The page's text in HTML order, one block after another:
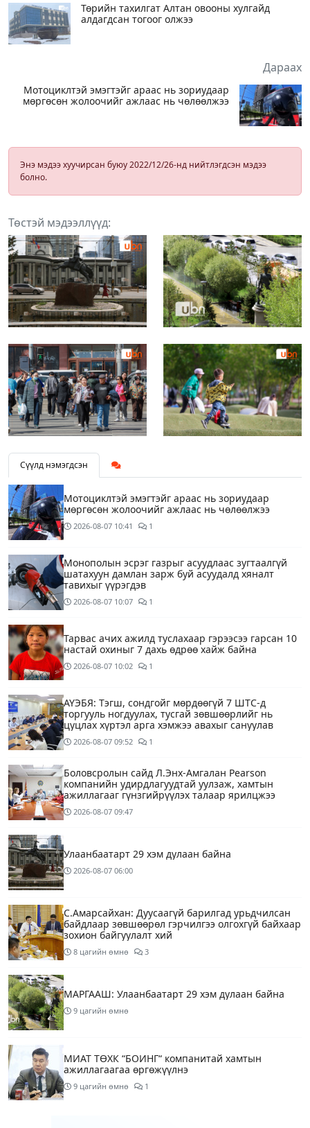
Төрийн тахилгат Алтан овооны хулгайд
алдагдсан тогоог олжээ
Дараах
Мотоциклтэй эмэгтэйг араас нь зориудаар
мөргөсөн жолоочийг ажлаас нь чөлөөлжээ
Энэ мэдээ хуучирсан буюу 2022/12/26-нд нийтлэгдсэн мэдээ
болно.
Төстэй мэдээллүүд:
Сүүлд нэмэгдсэн
Мотоциклтэй эмэгтэйг араас нь зориудаар
мөргөсөн жолоочийг ажлаас нь чөлөөлжээ
2026-08-07 10:41 1
Монополын эсрэг газрыг асуудлаас зугтаалгүй
шатахуун дамлан зарж буй асуудалд хяналт
тавихыг үүрэгдэв
2026-08-07 10:07 1
Тарвас ачих ажилд туслахаар гэрээсээ гарсан 10
настай охиныг 7 дахь өдрөө хайж байна
2026-08-07 10:02 1
АҮЭБЯ: Тэгш, сондгойг мөрдөөгүй 7 ШТС-д
торгууль ногдуулах, тусгай зөвшөөрлийг нь
цуцлах хүртэл арга хэмжээ авахыг сануулав
2026-08-07 09:52 1
Боловсролын сайд Л.Энх-Амгалан Pearson
компанийн удирдлагуудтай уулзаж, хамтын
ажиллагааг гүнзгийрүүлэх талаар ярилцжээ
2026-08-07 09:47
Улаанбаатарт 29 хэм дулаан байна
2026-08-07 06:00
С.Амарсайхан: Дуусаагүй барилгад урьдчилсан
байдлаар зөвшөөрөл гэрчилгээ олгохгүй байхаар
зохион байгуулалт хий
8 цагийн өмнө 3
МАРГААШ: Улаанбаатарт 29 хэм дулаан байна
9 цагийн өмнө
МИАТ ТӨХК “БОИНГ“ компанитай хамтын
ажиллагаагаа өргөжүүлнэ
9 цагийн өмнө 1